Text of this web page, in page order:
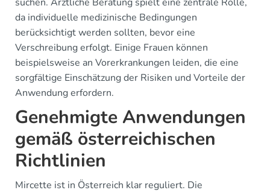
da individuelle medizinische Bedingungen
berücksichtigt werden sollten, bevor eine
Verschreibung erfolgt. Einige Frauen können
beispielsweise an Vorerkrankungen leiden, die eine
sorgfältige Einschätzung der Risiken und Vorteile der
Anwendung erfordern.
Genehmigte Anwendungen
gemäß österreichischen
Richtlinien
Mircette ist in Österreich klar reguliert. Die